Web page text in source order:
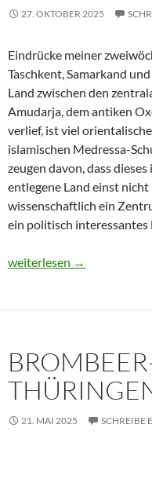
27. OKTOBER 2025
Eindrücke meiner
Taschkent, Samarkand
Land zwischen den
Amudarja, dem antiken
verlief, ist viel
islamischen Medressa-
zeugen davon, dass
entlegene Land einst
wissenschaftlich ein
ein politisch interessantes
Usbekistan 2025:
weiterlesen →
21. MAI 2025 SCHREIBE